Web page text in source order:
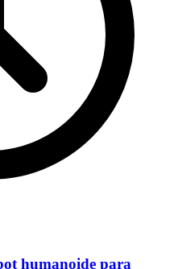
humanoide para